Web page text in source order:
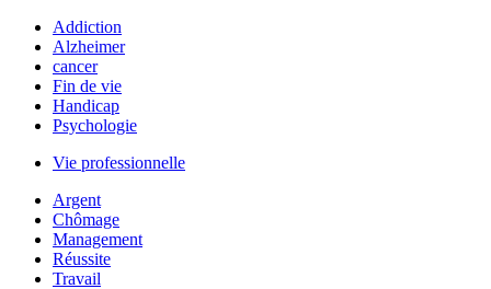
Addiction
Alzheimer
cancer
Fin de vie
Handicap
Psychologie
Vie professionnelle
Argent
Chômage
Management
Réussite
Travail